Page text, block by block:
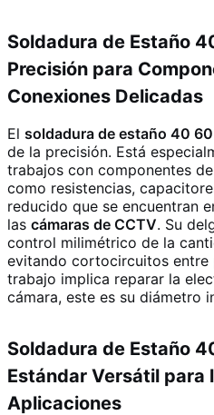
Soldadura de Estaño
Precisión para
Conexiones Delicadas
El soldadura de estaño 40
de la precisión. Está
trabajos con componentes
como resistencias,
reducido que se encuentran
las cámaras de CCTV. Su
control milimétrico de la
evitando cortocircuitos entre
trabajo implica reparar la
cámara, este es su diámetro
Soldadura de Estaño
Estándar Versátil para
Aplicaciones